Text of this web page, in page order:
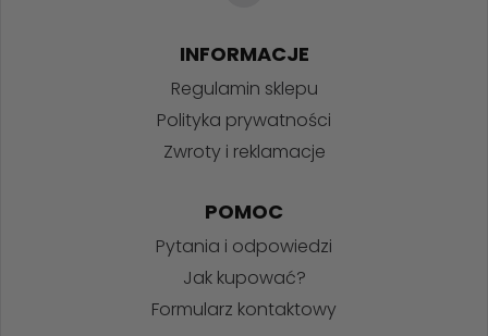
INFORMACJE
Regulamin sklepu
Polityka prywatności
Zwroty i reklamacje
POMOC
Pytania i odpowiedzi
Jak kupować?
Formularz kontaktowy